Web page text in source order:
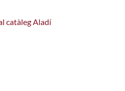
catàleg Aladí